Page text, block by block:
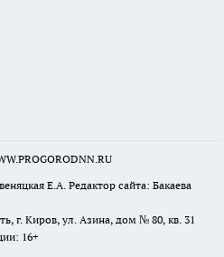
Е.А. Редактор сайта: Бакаева
г. Киров, ул. Азина, дом № 80, кв. 31
16+